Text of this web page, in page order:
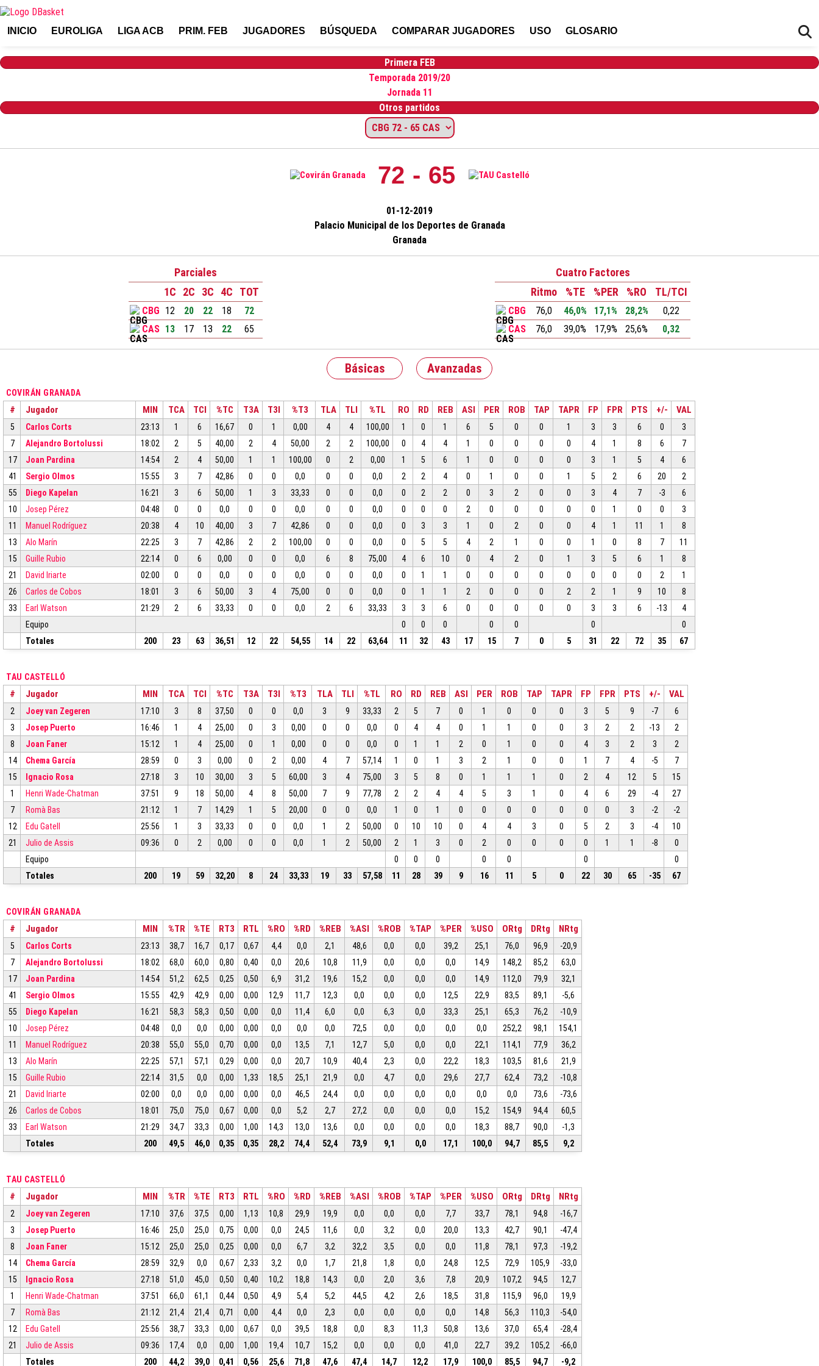
INICIO EUROLIGA LIGA ACB PRIM. FEB JUGADORES BÚSQUEDA COMPARAR JUGADORES USO GLOSARIO
Primera FEB
Temporada 2019/20
Jornada 11
Otros partidos
72 - 65
01-12-2019
Palacio Municipal de los Deportes de Granada
Granada
Parciales
1C
2C 3C 4C TOT
CBG 12 20 22 18
72
CAS 13 17 13 22 65
Cuatro Factores
Ritmo
%TE %PER %RO TL/TCI
CBG 76,0 46,0% 17,1% 28,2%
0,22
CAS
76,0 39,0% 17,9% 25,6% 0,32
Básicas Avanzadas
COVIRÁN GRANADA
# Jugador MIN TCA TCI %TC T3A T3I %T3 TLA TLI %TL RO RD REB ASI PER ROB TAP TAPR FP FPR PTS +/- VAL
5 Carlos Corts 23:13 1 6 16,67 0 1 0,00 4 4 100,00 1 0 1 6 5 0 0 1 3 3 6 0
3
7
Alejandro Bortolussi 18:02 2 5 40,00 2 4 50,00 2 2 100,00 0 4 4 1 0 0 0 0 4 1 8 6
7
17
Joan Pardina 14:54 2 4 50,00 1 1 100,00 0 2 0,00 1 5 6 1 0 0 0 0 3 1 5 4
6
41
Sergio Olmos 15:55 3 7 42,86 0 0 0,0 0 0 0,0 2 2 4 0 1 0 0 1 5 2 6 20
2
55
Diego Kapelan 16:21 3 6 50,00 1 3 33,33 0 0 0,0 0 2 2 0 3 2 0 0 3 4 7 -3
6
10
Josep Pérez 04:48 0 0 0,0 0 0 0,0 0 0 0,0 0 0 0 2 0 0 0 0 0 1 0 0
3
11
Manuel Rodríguez 20:38 4 10 40,00 3 7 42,86 0 0 0,0 0 3 3 1 0 2 0 0 4 1 11 1
8
13
Alo Marín 22:25 3 7 42,86 2 2 100,00 0 0 0,0 0 5 5 4 2 1 0 0 1 0 8 7
11
15
Guille Rubio 22:14 0 6 0,00 0 0 0,0 6 8 75,00 4 6 10 0 4 2 0 1 3 5 6 1
8
21
David Iriarte 02:00 0 0 0,0 0 0 0,0 0 0 0,0 0 1 1 0 0 0 0 0 0 0 0 2
1
26
Carlos de Cobos 18:01 3 6 50,00 3 4 75,00 0 0 0,0 0 1 1 2 0 0 0 2 2 1 9 10
8
33
Earl Watson 21:29 2 6 33,33 0 0 0,0 2 6 33,33 3 3 6 0 0 0 0 0 3 3 6 -13
4
Equipo
0 0 0 0 0 0
0
Totales
200 23 63 36,51 12 22 54,55 14 22 63,64 11 32 43 17 15 7 0 5 31 22 72 35 67
TAU CASTELLÓ
# Jugador MIN TCA TCI %TC T3A T3I %T3 TLA TLI %TL RO RD REB ASI PER ROB TAP TAPR FP FPR PTS +/- VAL
2 Joey van Zegeren 17:10 3 8 37,50 0 0 0,0 3 9 33,33 2 5 7 0 1 0 0 0 3 5 9 -7
6
3
Josep Puerto 16:46 1 4 25,00 0 3 0,00 0 0 0,0 0 4 4 0 1 1 0 0 3 2 2 -13
2
8
Joan Faner 15:12 1 4 25,00 0 1 0,00 0 0 0,0 0 1 1 2 0 1 0 0 4 3 2 3
2
14
Chema García 28:59 0 3 0,00 0 2 0,00 4 7 57,14 1 0 1 3 2 1 0 0 1 7 4 -5
7
15
Ignacio Rosa 27:18 3 10 30,00 3 5 60,00 3 4 75,00 3 5 8 0 1 1 1 0 2 4 12 5
15
1
Henri Wade-Chatman 37:51 9 18 50,00 4 8 50,00 7 9 77,78 2 2 4 4 5 3 1 0 4 6 29 -4
27
7
Romà Bas 21:12 1 7 14,29 1 5 20,00 0 0 0,0 1 0 1 0 0 0 0 0 0 0 3 -2
-2
12
Edu Gatell 25:56 1 3 33,33 0 0 0,0 1 2 50,00 0 10 10 0 4 4 3 0 5 2 3 -4
10
21
Julio de Assis 09:36 0 2 0,00 0 0 0,0 1 2 50,00 2 1 3 0 2 0 0 0 0 1 1 -8
0
Equipo
0 0 0 0 0 0
0
Totales
200 19 59 32,20 8 24 33,33 19 33 57,58 11 28 39 9 16 11 5 0 22 30 65 -35 67
COVIRÁN GRANADA
# Jugador MIN %TR %TE RT3 RTL %RO %RD %REB %ASI %ROB %TAP %PER %USO ORtg DRtg NRtg
5 Carlos Corts 23:13 38,7 16,7 0,17 0,67 4,4 0,0 2,1 48,6 0,0 0,0 39,2 25,1 76,0 96,9
-20,9
7
Alejandro Bortolussi 18:02 68,0 60,0 0,80 0,40 0,0 20,6 10,8 11,9 0,0 0,0 0,0 14,9 148,2 85,2
63,0
17
Joan Pardina 14:54 51,2 62,5 0,25 0,50 6,9 31,2 19,6 15,2 0,0 0,0 0,0 14,9 112,0 79,9
32,1
41
Sergio Olmos 15:55 42,9 42,9 0,00 0,00 12,9 11,7 12,3 0,0 0,0 0,0 12,5 22,9 83,5 89,1
-5,6
55
Diego Kapelan 16:21 58,3 58,3 0,50 0,00 0,0 11,4 6,0 0,0 6,3 0,0 33,3 25,1 65,3 76,2
-10,9
10
Josep Pérez 04:48 0,0 0,0 0,00 0,00 0,0 0,0 0,0 72,5 0,0 0,0 0,0 0,0 252,2 98,1
154,1
11
Manuel Rodríguez 20:38 55,0 55,0 0,70 0,00 0,0 13,5 7,1 12,7 5,0 0,0 0,0 22,1 114,1 77,9
36,2
13
Alo Marín 22:25 57,1 57,1 0,29 0,00 0,0 20,7 10,9 40,4 2,3 0,0 22,2 18,3 103,5 81,6
21,9
15
Guille Rubio 22:14 31,5 0,0 0,00 1,33 18,5 25,1 21,9 0,0 4,7 0,0 29,6 27,7 62,4 73,2
-10,8
21
David Iriarte 02:00 0,0 0,0 0,00 0,00 0,0 46,5 24,4 0,0 0,0 0,0 0,0 0,0 0,0 73,6
-73,6
26
Carlos de Cobos 18:01 75,0 75,0 0,67 0,00 0,0 5,2 2,7 27,2 0,0 0,0 0,0 15,2 154,9 94,4
60,5
33
Earl Watson 21:29 34,7 33,3 0,00 1,00 14,3 13,0 13,6 0,0 0,0 0,0 0,0 18,3 88,7 90,0
-1,3
Totales
200 49,5 46,0 0,35 0,35 28,2 74,4 52,4 73,9 9,1 0,0 17,1 100,0 94,7 85,5 9,2
TAU CASTELLÓ
# Jugador MIN %TR %TE RT3 RTL %RO %RD %REB %ASI %ROB %TAP %PER %USO ORtg DRtg NRtg
2 Joey van Zegeren 17:10 37,6 37,5 0,00 1,13 10,8 29,9 19,9 0,0 0,0 0,0 7,7 33,7 78,1 94,8
-16,7
3
Josep Puerto 16:46 25,0 25,0 0,75 0,00 0,0 24,5 11,6 0,0 3,2 0,0 20,0 13,3 42,7 90,1
-47,4
8
Joan Faner 15:12 25,0 25,0 0,25 0,00 0,0 6,7 3,2 32,2 3,5 0,0 0,0 11,8 78,1 97,3
-19,2
14
Chema García 28:59 32,9 0,0 0,67 2,33 3,2 0,0 1,7 21,8 1,8 0,0 24,8 12,5 72,9 105,9
-33,0
15
Ignacio Rosa 27:18 51,0 45,0 0,50 0,40 10,2 18,8 14,3 0,0 2,0 3,6 7,8 20,9 107,2 94,5
12,7
1
Henri Wade-Chatman 37:51 66,0 61,1 0,44 0,50 4,9 5,4 5,2 44,5 4,2 2,6 18,5 31,8 115,9 96,0
19,9
7
Romà Bas 21:12 21,4 21,4 0,71 0,00 4,4 0,0 2,3 0,0 0,0 0,0 0,0 14,8 56,3 110,3
-54,0
12
Edu Gatell 25:56 38,7 33,3 0,00 0,67 0,0 39,5 18,8 0,0 8,3 11,3 50,8 13,6 37,0 65,4
-28,4
21
Julio de Assis 09:36 17,4 0,0 0,00 1,00 19,4 10,7 15,2 0,0 0,0 0,0 41,0 22,7 39,2 105,2
-66,0
Totales
200 44,2 39,0 0,41 0,56 25,6 71,8 47,6 47,4 14,7 12,2 17,9 100,0 85,5 94,7 -9,2